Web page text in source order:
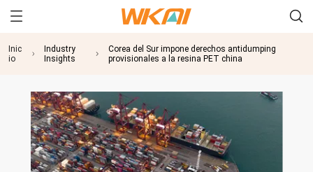
Inic
io
Industry
Insights
Corea del Sur impone derechos antidumping
provisionales a la resina PET china